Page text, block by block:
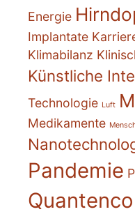
Energie
Implantate
Klimabilanz
Künstliche
Technologie Luft
Medikamente
Pandemie